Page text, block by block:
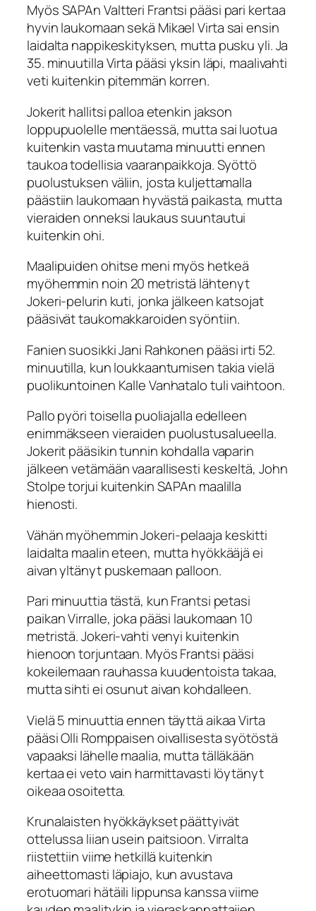
Myös SAPAn Valtteri Frantsi pääsi pari kertaa
hyvin laukomaan sekä Mikael Virta sai ensin
laidalta nappikeskityksen, mutta pusku yli. Ja
35. minuutilla Virta pääsi yksin läpi, maalivahti
veti kuitenkin pitemmän korren.
Jokerit hallitsi palloa etenkin jakson
loppupuolelle mentäessä, mutta sai luotua
kuitenkin vasta muutama minuutti ennen
taukoa todellisia vaaranpaikkoja. Syöttö
puolustuksen väliin, josta kuljettamalla
päästiin laukomaan hyvästä paikasta, mutta
vieraiden onneksi laukaus suuntautui
kuitenkin ohi.
Maalipuiden ohitse meni myös hetkeä
myöhemmin noin 20 metristä lähtenyt
Jokeri-pelurin kuti, jonka jälkeen katsojat
pääsivät taukomakkaroiden syöntiin.
Fanien suosikki Jani Rahkonen pääsi irti 52.
minuutilla, kun loukkaantumisen takia vielä
puolikuntoinen Kalle Vanhatalo tuli vaihtoon.
Pallo pyöri toisella puoliajalla edelleen
enimmäkseen vieraiden puolustusalueella.
Jokerit pääsikin tunnin kohdalla vaparin
jälkeen vetämään vaarallisesti keskeltä, John
Stolpe torjui kuitenkin SAPAn maalilla
hienosti.
Vähän myöhemmin Jokeri-pelaaja keskitti
laidalta maalin eteen, mutta hyökkääjä ei
aivan yltänyt puskemaan palloon.
Pari minuuttia tästä, kun Frantsi petasi
paikan Virralle, joka pääsi laukomaan 10
metristä. Jokeri-vahti venyi kuitenkin
hienoon torjuntaan. Myös Frantsi pääsi
kokeilemaan rauhassa kuudentoista takaa,
mutta sihti ei osunut aivan kohdalleen.
Vielä 5 minuuttia ennen täyttä aikaa Virta
pääsi Olli Romppaisen oivallisesta syötöstä
vapaaksi lähelle maalia, mutta tälläkään
kertaa ei veto vain harmittavasti löytänyt
oikeaa osoitetta.
Krunalaisten hyökkäykset päättyivät
ottelussa liian usein paitsioon. Virralta
riistettiin viime hetkillä kuitenkin
aiheettomasti läpiajo, kun avustava
erotuomari hätäili lippunsa kanssa viime